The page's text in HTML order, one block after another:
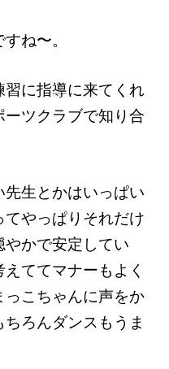
ね〜。
に指導に来てくれ
ツクラブで知り合
生とかはいっぱい
やっぱりそれだけ
やかで安定してい
ててマナーもよく
こちゃんに声をか
ろんダンスもうま